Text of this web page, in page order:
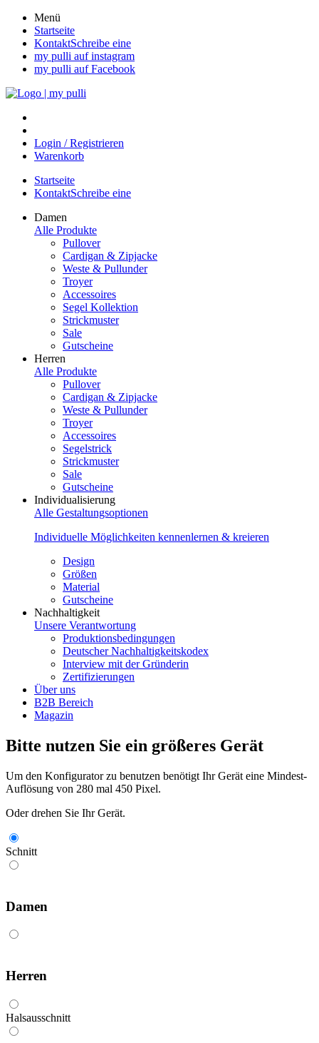
Direkt
zum
Inhalt
wechseln
Menü
Startseite
KontaktSchreibe eine
my pulli auf instagram
my pulli auf Facebook
Login / Registrieren
Warenkorb
Startseite
KontaktSchreibe eine
Damen
Alle Produkte
Pullover
Cardigan & Zipjacke
Weste & Pullunder
Troyer
Accessoires
Segel Kollektion
Strickmuster
Sale
Gutscheine
Herren
Alle Produkte
Pullover
Cardigan & Zipjacke
Weste & Pullunder
Troyer
Accessoires
Segelstrick
Strickmuster
Sale
Gutscheine
Individualisierung
Alle Gestaltungsoptionen
Individuelle Möglichkeiten kennenlernen & kreieren
Design
Größen
Material
Gutscheine
Nachhaltigkeit
Unsere Verantwortung
Produktionsbedingungen
Deutscher Nachhaltigkeitskodex
Interview mit der Gründerin
Zertifizierungen
Über uns
B2B Bereich
Magazin
Bitte nutzen Sie ein größeres Gerät
Um den Konfigurator zu benutzen benötigt Ihr Gerät eine Mindest-
Auflösung von 280 mal 450 Pixel.
Oder drehen Sie Ihr Gerät.
Schnitt
Damen
Herren
Halsausschnitt